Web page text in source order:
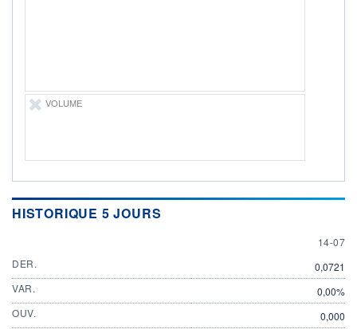
VOLUME
HISTORIQUE 5 JOURS
14 JULY
14-07
DER.
0,0721
VAR.
0,00%
OUV.
0,000